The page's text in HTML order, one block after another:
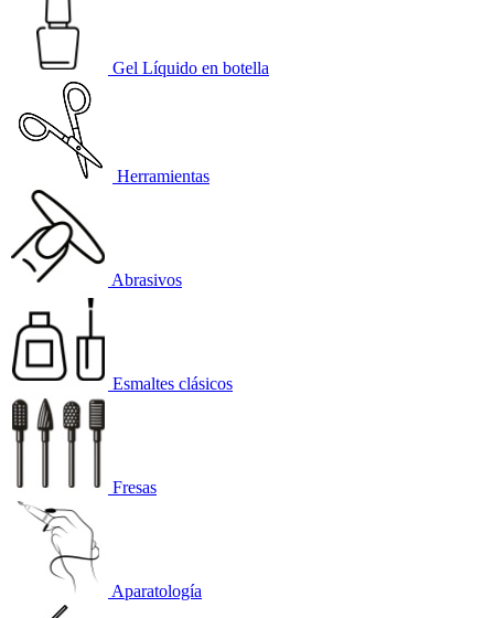
Gel Líquido en botella
Herramientas
Abrasivos
Esmaltes clásicos
Fresas
Aparatología